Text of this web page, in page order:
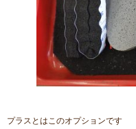
プラスとはこのオプションです